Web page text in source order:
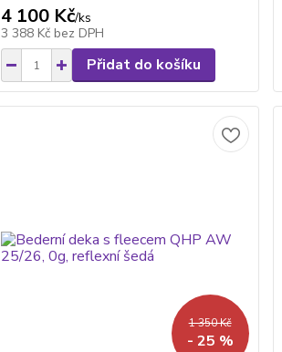
4 100 Kč/ks
3 388 Kč bez DPH
Přidat do košíku
1 350 Kč
- 25 %